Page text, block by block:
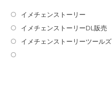
イメチェンストーリー
イメチェンストーリーDL販売
イメチェンストーリーツールズ